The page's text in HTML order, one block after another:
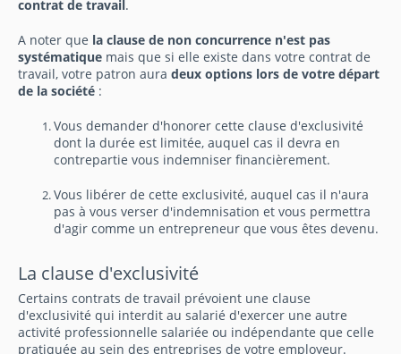
contrat de travail.
A noter que la clause de non concurrence n'est pas
systématique mais que si elle existe dans votre contrat de
travail, votre patron aura deux options lors de votre départ
de la société :
Vous demander d'honorer cette clause d'exclusivité
dont la durée est limitée, auquel cas il devra en
contrepartie vous indemniser financièrement.
Vous libérer de cette exclusivité, auquel cas il n'aura
pas à vous verser d'indemnisation et vous permettra
d'agir comme un entrepreneur que vous êtes devenu.
La clause d'exclusivité
Certains contrats de travail prévoient une clause
d'exclusivité qui interdit au salarié d'exercer une autre
activité professionnelle salariée ou indépendante que celle
pratiquée au sein des entreprises de votre employeur.